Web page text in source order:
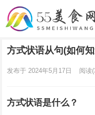
方式状语从句(如何
发布于 2024年5月17日 阅读
方式状语是什么？